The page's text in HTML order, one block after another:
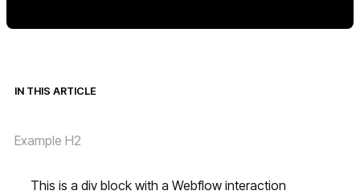
IN THIS ARTICLE
Example H2
This is a div block with a Webflow interaction